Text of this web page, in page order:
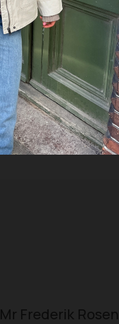
Trustpilot
vedlagt
ikke nedsatte varer
Mr Frederik